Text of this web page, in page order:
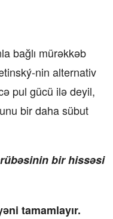
bağlı mürəkkəb
nin alternativ
pul gücü ilə deyil,
bir daha sübut
bir hissəsi
tamamlayır.
bağışla məni,